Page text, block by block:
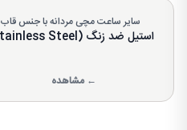
سایر ساعت مچی مردانه با جنس قاب
استیل ضد زنگ (Stainless Steel)
← مشاهده